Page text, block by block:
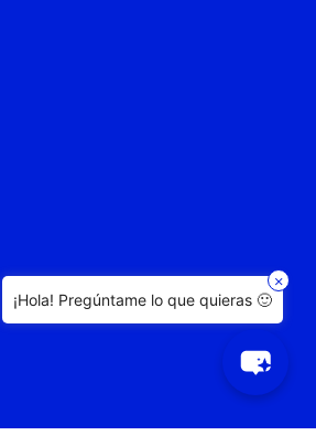
¡Hola! Pregúntame lo que quieras 🙂
×